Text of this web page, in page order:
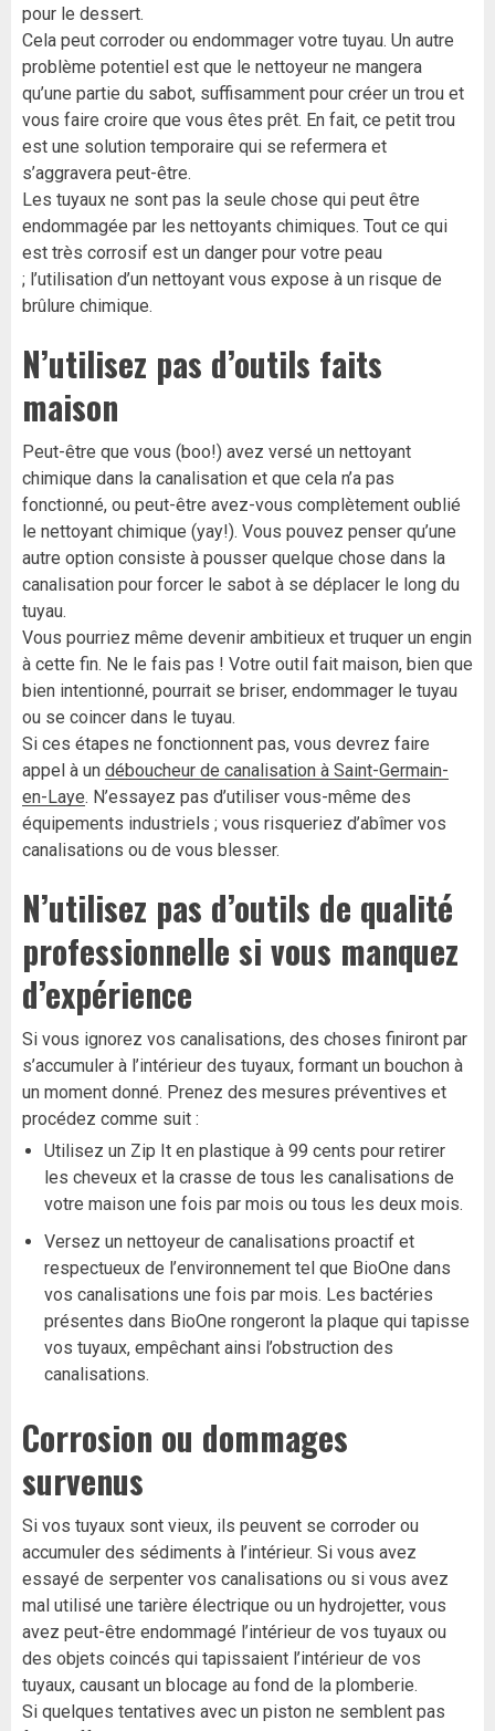
pour le dessert.
Cela peut corroder ou endommager votre tuyau. Un autre
problème potentiel est que le nettoyeur ne mangera
qu’une partie du sabot, suffisamment pour créer un trou et
vous faire croire que vous êtes prêt. En fait, ce petit trou
est une solution temporaire qui se refermera et
s’aggravera peut-être.
Les tuyaux ne sont pas la seule chose qui peut être
endommagée par les nettoyants chimiques. Tout ce qui
est très corrosif est un danger pour votre peau
; l’utilisation d’un nettoyant vous expose à un risque de
brûlure chimique.
N’utilisez pas d’outils faits
maison
Peut-être que vous (boo!) avez versé un nettoyant
chimique dans la canalisation et que cela n’a pas
fonctionné, ou peut-être avez-vous complètement oublié
le nettoyant chimique (yay!). Vous pouvez penser qu’une
autre option consiste à pousser quelque chose dans la
canalisation pour forcer le sabot à se déplacer le long du
tuyau.
Vous pourriez même devenir ambitieux et truquer un engin
à cette fin. Ne le fais pas ! Votre outil fait maison, bien que
bien intentionné, pourrait se briser, endommager le tuyau
ou se coincer dans le tuyau.
Si ces étapes ne fonctionnent pas, vous devrez faire
appel à un déboucheur de canalisation à Saint-Germain-
en-Laye. N’essayez pas d’utiliser vous-même des
équipements industriels ; vous risqueriez d’abîmer vos
canalisations ou de vous blesser.
N’utilisez pas d’outils de qualité
professionnelle si vous manquez
d’expérience
Si vous ignorez vos canalisations, des choses finiront par
s’accumuler à l’intérieur des tuyaux, formant un bouchon à
un moment donné. Prenez des mesures préventives et
procédez comme suit :
Utilisez un Zip It en plastique à 99 cents pour retirer
les cheveux et la crasse de tous les canalisations de
votre maison une fois par mois ou tous les deux mois.
Versez un nettoyeur de canalisations proactif et
respectueux de l’environnement tel que BioOne dans
vos canalisations une fois par mois. Les bactéries
présentes dans BioOne rongeront la plaque qui tapisse
vos tuyaux, empêchant ainsi l’obstruction des
canalisations.
Corrosion ou dommages
survenus
Si vos tuyaux sont vieux, ils peuvent se corroder ou
accumuler des sédiments à l’intérieur. Si vous avez
essayé de serpenter vos canalisations ou si vous avez
mal utilisé une tarière électrique ou un hydrojetter, vous
avez peut-être endommagé l’intérieur de vos tuyaux ou
des objets coincés qui tapissaient l’intérieur de vos
tuyaux, causant un blocage au fond de la plomberie.
Si quelques tentatives avec un piston ne semblent pas